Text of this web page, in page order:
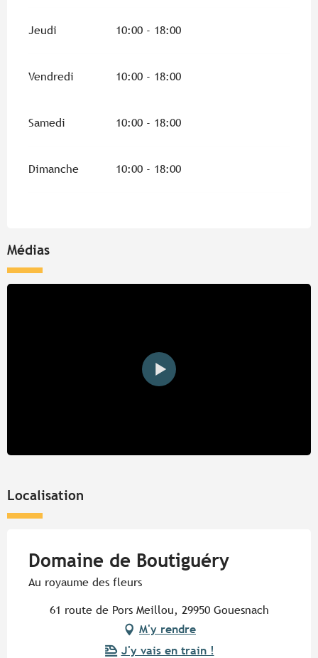
Jeudi 10:00 - 18:00
Vendredi 10:00 - 18:00
Samedi 10:00 - 18:00
Dimanche 10:00 - 18:00
Médias
Localisation
Domaine de Boutiguéry
Au royaume des fleurs
61 route de Pors Meillou, 29950 Gouesnach
M'y rendre
J'y vais en train !